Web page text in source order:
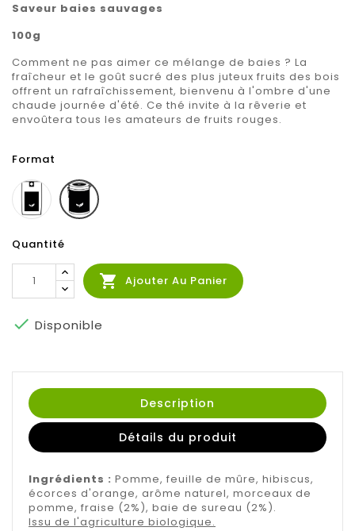
Saveur baies sauvages
100g
Comment ne pas aimer ce mélange de baies ? La
fraîcheur et le goût sucré des plus juteux fruits des bois
offrent un rafraîchissement, bienvenu à l'ombre d'une
chaude journée d'été. Ce thé invite à la rêverie et
envoûtera tous les amateurs de fruits rouges.
Format
Sachet
100g
Boite
100g
Quantité
 Ajouter Au Panier
 Disponible
Description
Détails du produit
Ingrédients : Pomme, feuille de mûre, hibiscus,
écorces d'orange, arôme naturel, morceaux de
pomme, fraise (2%), baie de sureau (2%).
Issu de l'agriculture biologique.